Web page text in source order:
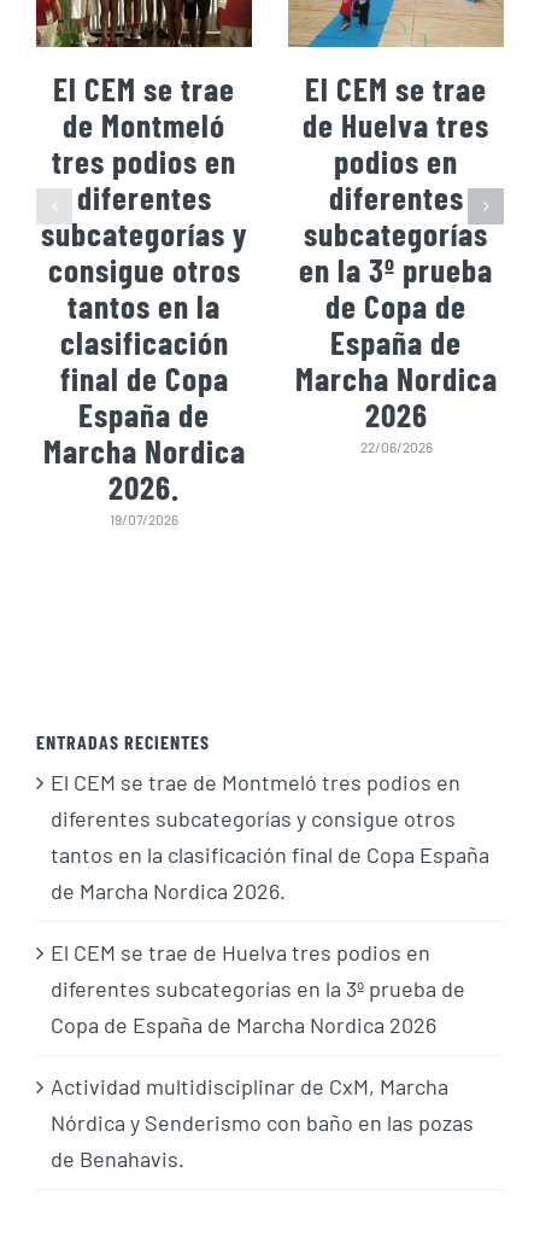
El CEM se trae
de Montmeló
tres podios en
diferentes
subcategorías y
consigue otros
tantos en la
clasificación
final de Copa
España de
Marcha Nordica
2026.
19/07/2026
El CEM se trae
de Huelva tres
podios en
diferentes
subcategorías
en la 3º prueba
de Copa de
España de
Marcha Nordica
2026
22/06/2026
ENTRADAS RECIENTES
El CEM se trae de Montmeló tres podios en
diferentes subcategorías y consigue otros
tantos en la clasificación final de Copa España
de Marcha Nordica 2026.
El CEM se trae de Huelva tres podios en
diferentes subcategorías en la 3º prueba de
Copa de España de Marcha Nordica 2026
Actividad multidisciplinar de CxM, Marcha
Nórdica y Senderismo con baño en las pozas
de Benahavis.